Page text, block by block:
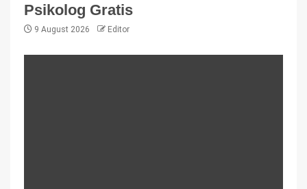
Psikolog Gratis
9 August 2026 Editor